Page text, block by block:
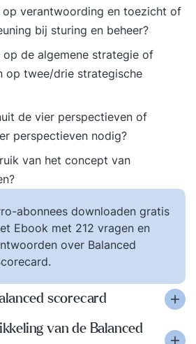
op verantwoording en toezicht of
bij sturing en beheer?
op de algemene strategie of
op twee/drie strategische
de vier perspectieven of
perspectieven nodig?
van het concept van
abonnees downloaden gratis
Ebook met 212 vragen en
over Balanced
scorecard
van de Balanced